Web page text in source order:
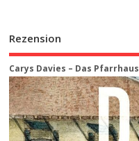
Rezension
Carys Davies – Das Pfarrhaus